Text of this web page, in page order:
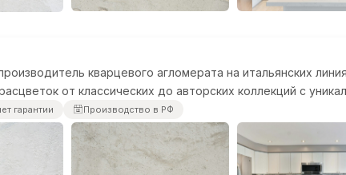
кварцевого агломерата на итальянских
от классических до авторских коллекций с
гарантии Производство в РФ